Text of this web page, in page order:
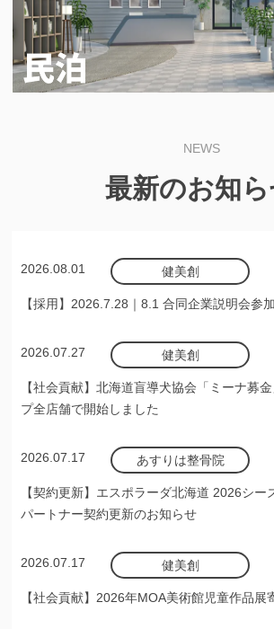
NEWS
最新のお知
2026.08.01 健美創
【採用】2026.7.28｜8.1 合同企業説明会参
2026.07.27 健美創
【社会貢献】北海道盲導犬協会「ミーナ募
プ全店舗で開始しました
2026.07.17 あすりは整骨院
【契約更新】エスポラーダ北海道 2026シー
パートナー契約更新のお知らせ
2026.07.17 健美創
【社会貢献】2026年MOA美術館児童作品